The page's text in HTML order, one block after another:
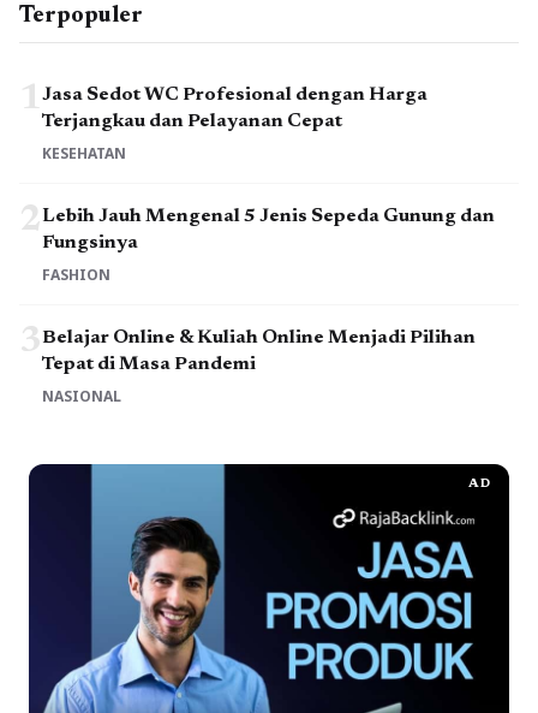
Terpopuler
1Jasa Sedot WC Profesional dengan Harga
Terjangkau dan Pelayanan Cepat
KESEHATAN
2Lebih Jauh Mengenal 5 Jenis Sepeda Gunung dan
Fungsinya
FASHION
3Belajar Online & Kuliah Online Menjadi Pilihan
Tepat di Masa Pandemi
NASIONAL
AD